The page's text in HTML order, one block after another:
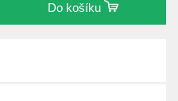
Do košíku